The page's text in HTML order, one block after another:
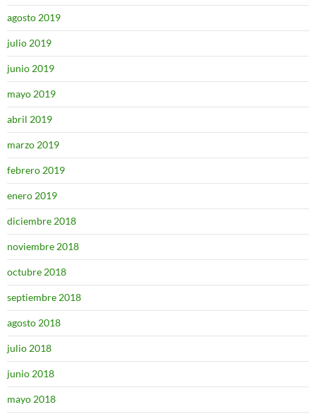
agosto 2019
julio 2019
junio 2019
mayo 2019
abril 2019
marzo 2019
febrero 2019
enero 2019
diciembre 2018
noviembre 2018
octubre 2018
septiembre 2018
agosto 2018
julio 2018
junio 2018
mayo 2018